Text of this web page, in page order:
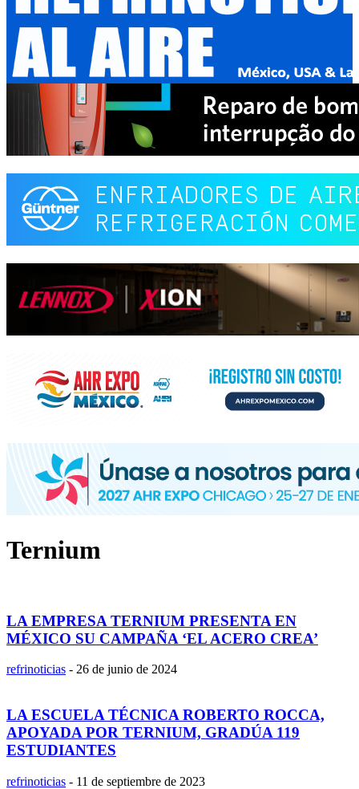
Ternium
LA EMPRESA TERNIUM PRESENTA EN
MÉXICO SU CAMPAÑA ‘EL ACERO CREA’
refrinoticias - 26 de junio de 2024
LA ESCUELA TÉCNICA ROBERTO ROCCA,
APOYADA POR TERNIUM, GRADÚA 119
ESTUDIANTES
refrinoticias - 11 de septiembre de 2023